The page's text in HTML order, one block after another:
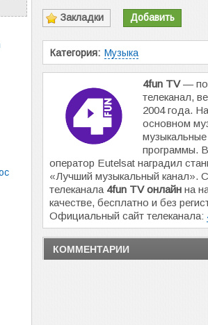
Закладки Добавить
Категория: Музыка
4fun TV—
телеканал,
2004 года.
основном
музыкальные
программы.
оператор Eutelsat наградил
«Лучший музыкальный канал».
телеканала 4fun TV онлайн на
качестве, бесплатно и без
Официальный сайт телеканала:
КОММЕНТАРИИ